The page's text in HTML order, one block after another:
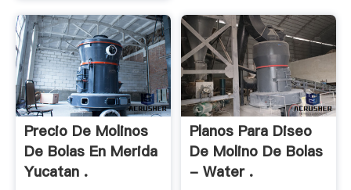
Precio De Molinos
De Bolas En Merida
Yucatan .
Planos Para Diseo
De Molino De Bolas
- Water .